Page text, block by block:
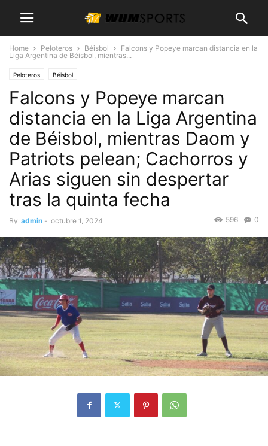
Home Peloteros Béisbol
Falcons y Popeye marcan distancia en la
Liga Argentina de Béisbol, mientras...
Peloteros Béisbol
Falcons y Popeye marcan
distancia en la Liga Argentina
de Béisbol, mientras Daom y
Patriots pelean; Cachorros y
Arias siguen sin despertar
tras la quinta fecha
By admin - octubre 1, 2024 0
596